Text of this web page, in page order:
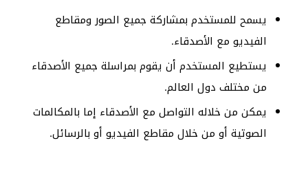
يسمح للمستخدم بمشاركة جميع الصور ومقاطع
الفيديو مع الأصدقاء.
يستطيع المستخدم أن يقوم بمراسلة جميع الأصدقاء
من مختلف دول العالم.
يمكن من خلاله التواصل مع الأصدقاء إما بالمكالمات
الصوتية أو من خلال مقاطع الفيديو أو بالرسائل.